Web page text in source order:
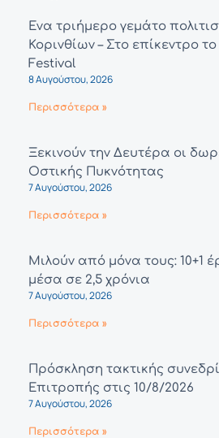
Ένα τριήμερο γεμάτο
Κορινθίων – Στο επίκεντρο
Festival
8 Αυγούστου, 2026
Περισσότερα »
Ξεκινούν την Δευτέρα οι
Οστικής Πυκνότητας
7 Αυγούστου, 2026
Περισσότερα »
Μιλούν από μόνα τους: 10+1
μέσα σε 2,5 χρόνια
7 Αυγούστου, 2026
Περισσότερα »
Πρόσκληση τακτικής
Επιτροπής στις 10/8/2026
7 Αυγούστου, 2026
Περισσότερα »